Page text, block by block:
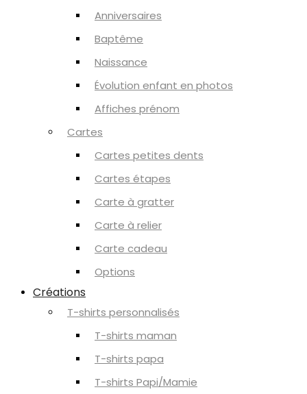
Anniversaires
Baptême
Naissance
Évolution enfant en photos
Affiches prénom
Cartes
Cartes petites dents
Cartes étapes
Carte à gratter
Carte à relier
Carte cadeau
Options
Créations
T-shirts personnalisés
T-shirts maman
T-shirts papa
T-shirts Papi/Mamie